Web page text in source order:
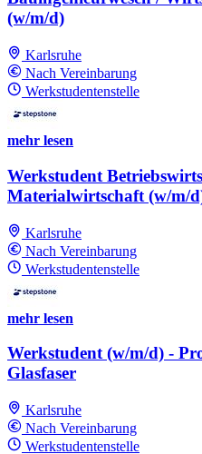
(w/m/d)
Karlsruhe
Nach Vereinbarung
Werkstudentenstelle
mehr lesen
Werkstudent
Materialwirtschaft (w/m/
Karlsruhe
Nach Vereinbarung
Werkstudentenstelle
mehr lesen
Werkstudent (w/m/d) -
Glasfaser
Karlsruhe
Nach Vereinbarung
Werkstudentenstelle